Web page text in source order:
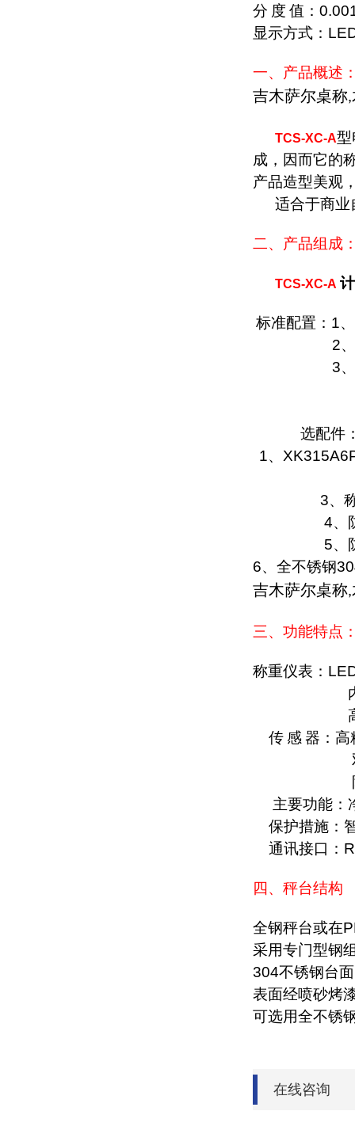
分 度 值：
显示方式：
一、产品概述
吉木萨尔桌称,
TCS-XC-A型
成，因而它的
产品造型美观
适合于商业
二、产品组成
TCS-XC-A
标准配置： 1
2
3
选配件
1、
3、
4、
5、
6、全不锈钢
吉木萨尔桌称,
三、功能特点
称重仪表：
传 感器：高
主要功能：
保护措施：
通讯接口：
四、秤台结构
全钢秤台或在
采用专门型钢
304不锈钢台
表面经喷砂烤
可选用全不锈
在线咨询